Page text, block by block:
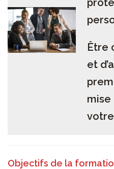
Être
et
Objectifs de la